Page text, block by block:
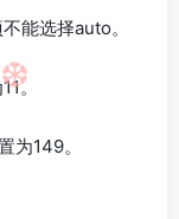
能选择auto。
。
为149。
❆